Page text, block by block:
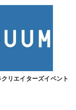
リエイターズイベント